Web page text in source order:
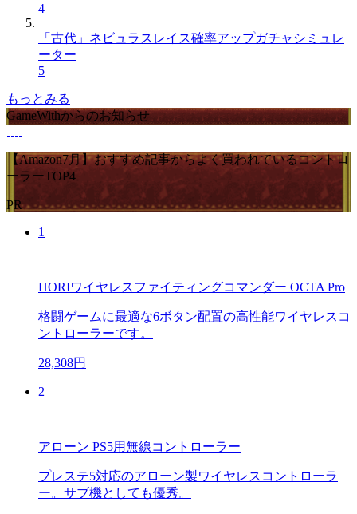
4
「古代」ネビュラスレイス確率アップガチャシミュレ
ーター
5
もっとみる
GameWithからのお知らせ
【Amazon7月】おすすめ記事からよく買われているコントロ
ーラーTOP4
PR
1
HORIワイヤレスファイティングコマンダー OCTA Pro
格闘ゲームに最適な6ボタン配置の高性能ワイヤレスコ
ントローラーです。
28,308円
2
アローン PS5用無線コントローラー
プレステ5対応のアローン製ワイヤレスコントローラ
ー。サブ機としても優秀。